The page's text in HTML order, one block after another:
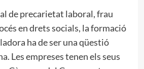
de precarietat laboral, frau
en drets socials, la formació
ha de ser una qüestió
Les empreses tenen els seus